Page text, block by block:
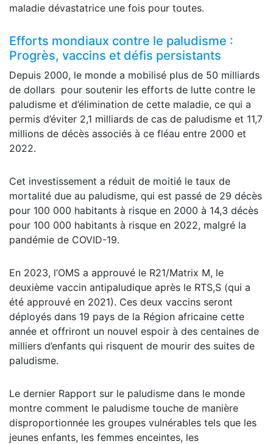
maladie dévastatrice une fois pour toutes.
Efforts mondiaux contre le paludisme :
Progrès, vaccins et défis persistants
Depuis 2000, le monde a mobilisé plus de 50 milliards
de dollars pour soutenir les efforts de lutte contre le
paludisme et d’élimination de cette maladie, ce qui a
permis d’éviter 2,1 milliards de cas de paludisme et 11,7
millions de décès associés à ce fléau entre 2000 et
2022.
Cet investissement a réduit de moitié le taux de
mortalité due au paludisme, qui est passé de 29 décès
pour 100 000 habitants à risque en 2000 à 14,3 décès
pour 100 000 habitants à risque en 2022, malgré la
pandémie de COVID-19.
En 2023, l’OMS a approuvé le R21/Matrix M, le
deuxième vaccin antipaludique après le RTS,S (qui a
été approuvé en 2021). Ces deux vaccins seront
déployés dans 19 pays de la Région africaine cette
année et offriront un nouvel espoir à des centaines de
milliers d’enfants qui risquent de mourir des suites de
paludisme.
Le dernier Rapport sur le paludisme dans le monde
montre comment le paludisme touche de manière
disproportionnée les groupes vulnérables tels que les
jeunes enfants, les femmes enceintes, les